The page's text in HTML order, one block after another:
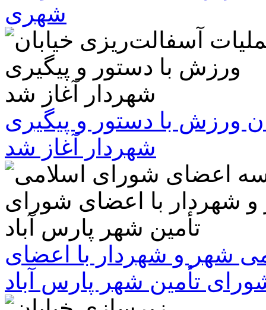
شهری
ورزش با دستور و پیگیری
شهردار آغاز شد
شهر و شهردار با اعضای
تأمین شهر پارس آباد